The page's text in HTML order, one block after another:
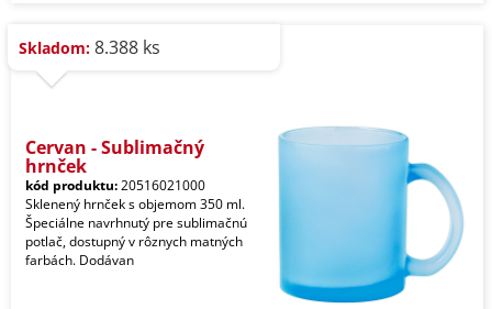
Skladom: 8.388 ks
Cervan - Sublimačný
hrnček
kód produktu:20516021000
Sklenený hrnček s objemom 350 ml.
Špeciálne navrhnutý pre sublimačnú
potlač, dostupný v rôznych matných
farbách. Dodávan